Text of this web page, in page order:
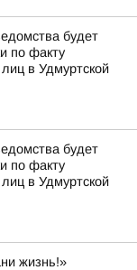
будет
по факту
в Удмуртской
будет
по факту
в Удмуртской
жизнь!»